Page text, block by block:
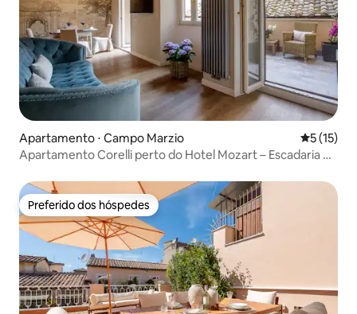
Apartamento ⋅ Campo Marzio 5 de uma
5 (15)
Apartamento Corelli perto do Hotel Mozart – Escadaria da
Preferido dos hóspedes
Preferido dos hóspedes